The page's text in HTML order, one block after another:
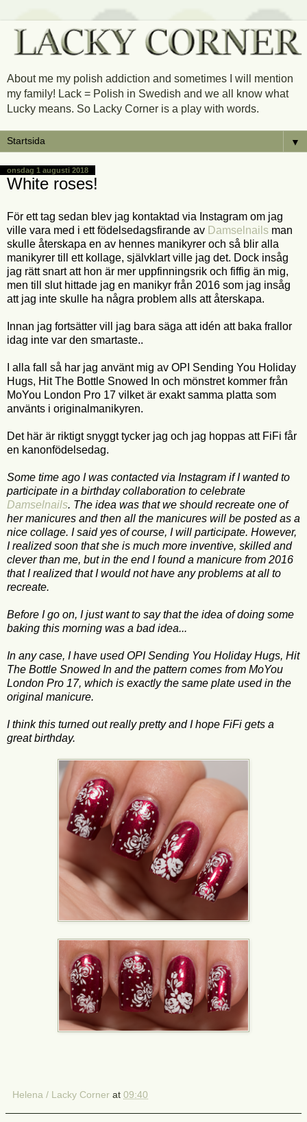
About me my polish addiction and sometimes I will mention
my family! Lack = Polish in Swedish and we all know what
Lucky means. So Lacky Corner is a play with words.
▼
onsdag 1 augusti 2018
White roses!
För ett tag sedan blev jag kontaktad via Instagram om jag
ville vara med i ett födelsedagsfirande av Damselnails man
skulle återskapa en av hennes manikyrer och så blir alla
manikyrer till ett kollage, självklart ville jag det. Dock insåg
jag rätt snart att hon är mer uppfinningsrik och fiffig än mig,
men till slut hittade jag en manikyr från 2016 som jag insåg
att jag inte skulle ha några problem alls att återskapa.
Innan jag fortsätter vill jag bara säga att idén att baka frallor
idag inte var den smartaste..
I alla fall så har jag använt mig av OPI Sending You Holiday
Hugs, Hit The Bottle Snowed In och mönstret kommer från
MoYou London Pro 17 vilket är exakt samma platta som
använts i originalmanikyren.
Det här är riktigt snyggt tycker jag och jag hoppas att FiFi får
en kanonfödelsedag.
Some time ago I was contacted via Instagram if I wanted to
participate in a birthday collaboration to celebrate
Damselnails. The idea was that we should recreate one of
her manicures and then all the manicures will be posted as a
nice collage. I said yes of course, I will participate. However,
I realized soon that she is much more inventive, skilled and
clever than me, but in the end I found a manicure from 2016
that I realized that I would not have any problems at all to
recreate.
Before I go on, I just want to say that the idea of doing some
baking this morning was a bad idea...
In any case, I have used OPI Sending You Holiday Hugs, Hit
The Bottle Snowed In and the pattern comes from MoYou
London Pro 17, which is exactly the same plate used in the
original manicure.
I think this turned out really pretty and I hope FiFi gets a
great birthday.
Helena / Lacky Corner at 09:40